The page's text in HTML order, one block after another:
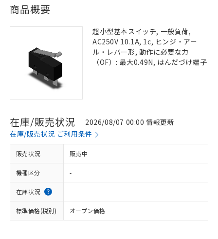
商品概要
超小型基本スイッチ, 一般負荷,
AC250V 10.1A, 1c, ヒンジ・アー
ル・レバー形, 動作に必要な力
（OF）: 最大0.49N, はんだづけ端子
在庫/販売状況
2026/08/07 00:00 情報更新
在庫/販売状況 ご利用条件
販売状況 販売中
機種区分 -
在庫状況
標準価格(税別) オープン価格